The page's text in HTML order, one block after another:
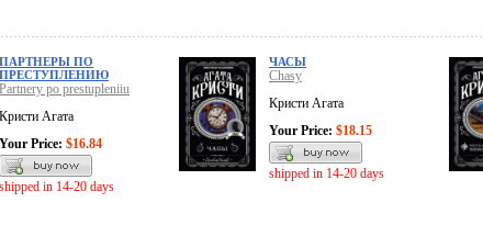
ПАРТНЕРЫ ПО
ПРЕСТУПЛЕНИЮ
Partnery po prestupleniiu
Кристи Агата
Your Price: $16.84
shipped in 14-20 days
ЧАСЫ
Chasy
Кристи Агата
Your Price: $18.15
shipped in 14-20 days